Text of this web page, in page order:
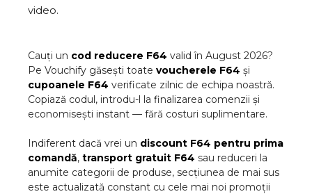
video.
Cauți un cod reducere F64 valid în August 2026?
Pe Vouchify găsești toate voucherele F64 și
cupoanele F64 verificate zilnic de echipa noastră.
Copiază codul, introdu-l la finalizarea comenzii și
economisești instant — fără costuri suplimentare.
Indiferent dacă vrei un discount F64 pentru prima
comandă, transport gratuit F64 sau reduceri la
anumite categorii de produse, secțiunea de mai sus
este actualizată constant cu cele mai noi promoții